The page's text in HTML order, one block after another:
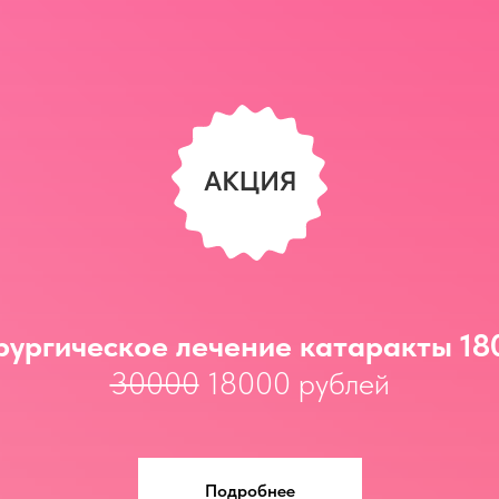
лечение катаракты
3000018000 рублей
Подробнее